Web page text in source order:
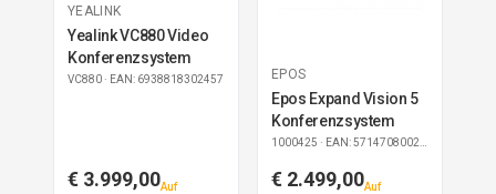
YEALINK
Yealink VC880 Video
Konferenzsystem
VC880 · EAN: 6938818302457
€ 3.999,00Auf
EPOS
Epos Expand Vision 5
Konferenzsystem
1000425 · EAN: 5714708002260
€ 2.499,00Auf